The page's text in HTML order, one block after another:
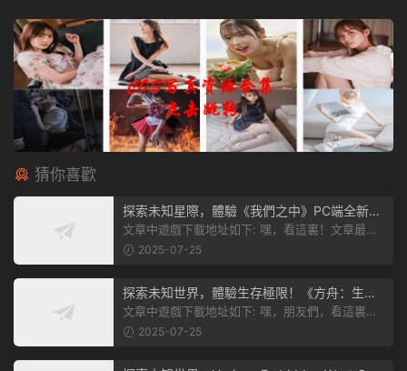
猜你喜歡
探索未知星際，體驗《我們之中》PC端全新版
本
文章中遊戲下載地址如下: 嘿，看這裏！文章最後
有個圖片，點一下就能加入我們遊...
2025-07-25
探索未知世界，體驗生存極限！《方舟：生存
飛升》v38.9中文版全新升級！
文章中遊戲下載地址如下: 嘿，朋友們，看這裏！
《方舟：生存飛升》這個遊戲超火...
2025-07-25